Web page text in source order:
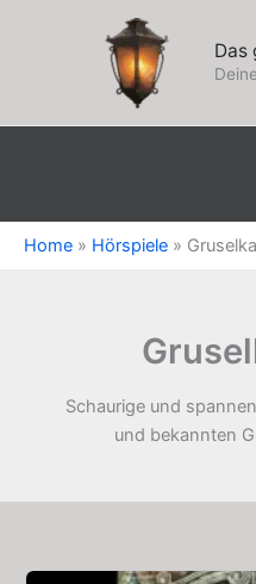
Das
Home » Hörspiele »
Schaurige und
und bekannten